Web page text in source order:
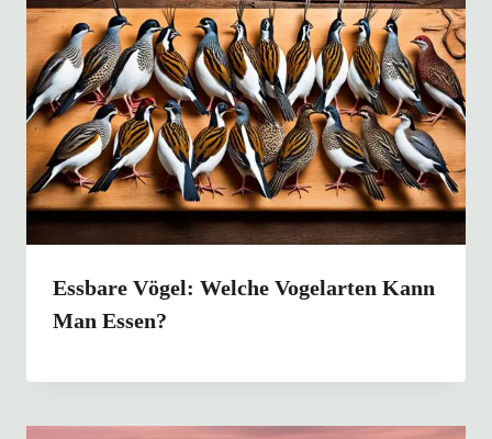
Essbare Vögel: Welche Vogelarten Kann
Man Essen?